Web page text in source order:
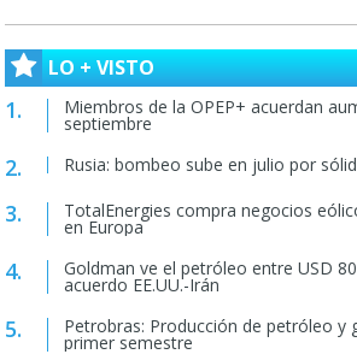
LO + VISTO
Miembros de la OPEP+ acuerdan
septiembre
Rusia: bombeo sube en julio por
TotalEnergies compra negocios
en Europa
Goldman ve el petróleo entre USD
acuerdo EE.UU.-Irán
Petrobras: Producción de petróleo y
primer semestre